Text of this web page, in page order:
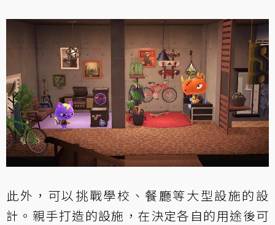
此外，可以挑戰學校、餐廳等大型設施的設
計。親手打造的設施，在決定各自的用途後可